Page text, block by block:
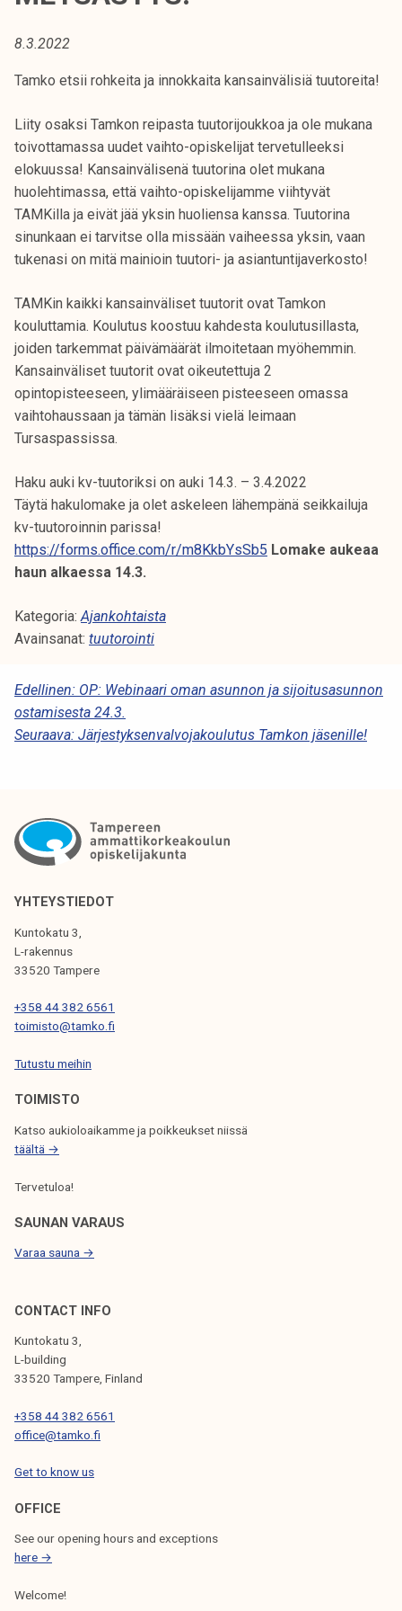
i
o
k
e
a
k
o
u
l
n
o
p
i
s
k
e
i
j
a
k
u
t
a
8.3.2022
Tamko etsii rohkeita ja innokkaita kansainvälisiä tuutoreita!
Liity osaksi Tamkon reipasta tuutorijoukkoa ja ole mukana
toivottamassa uudet vaihto-opiskelijat tervetulleeksi
elokuussa! Kansainvälisenä tuutorina olet mukana
huolehtimassa, että vaihto-opiskelijamme viihtyvät
TAMKilla ja eivät jää yksin huoliensa kanssa. Tuutorina
sinunkaan ei tarvitse olla missään vaiheessa yksin, vaan
tukenasi on mitä mainioin tuutori- ja asiantuntijaverkosto!
TAMKin kaikki kansainväliset tuutorit ovat Tamkon
kouluttamia. Koulutus koostuu kahdesta koulutusillasta,
joiden tarkemmat päivämäärät ilmoitetaan myöhemmin.
Kansainväliset tuutorit ovat oikeutettuja 2
opintopisteeseen, ylimääräiseen pisteeseen omassa
vaihtohaussaan ja tämän lisäksi vielä leimaan
Tursaspassissa.
Haku auki kv-tuutoriksi on auki 14.3. – 3.4.2022
Täytä hakulomake ja olet askeleen lähempänä seikkailuja
kv-tuutoroinnin parissa!
https://forms.office.com/r/m8KkbYsSb5 Lomake aukeaa
haun alkaessa 14.3.
Kategoria:Ajankohtaista
Avainsanat: tuutorointi
A
R
K
L
I
E
S
L
A
U
Edellinen: OP: Webinaari oman asunnon ja sijoitusasunnon
ostamisesta 24.3.
Seuraava: Järjestyksenvalvojakoulutus Tamkon jäsenille!
YHTEYSTIEDOT
Kuntokatu 3,
L-rakennus
33520 Tampere
+358 44 382 6561
toimisto@tamko.fi
Tutustu meihin
TOIMISTO
Katso aukioloaikamme ja poikkeukset niissä
täältä →
Tervetuloa!
SAUNAN VARAUS
Varaa sauna →
CONTACT INFO
Kuntokatu 3,
L-building
33520 Tampere, Finland
+358 44 382 6561
office@tamko.fi
Get to know us
OFFICE
See our opening hours and exceptions
here →
Welcome!